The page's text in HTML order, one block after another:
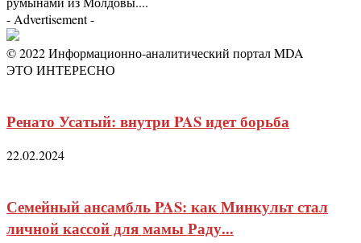
- Advertisement -
© 2022 Информационно-аналитический портал MDA
ЭТО ИНТЕРЕСНО
Ренато Усатый: внутри PAS идет борьба
22.02.2024
Семейный ансамбль PAS: как Минкульт стал
личной кассой для мамы Раду...